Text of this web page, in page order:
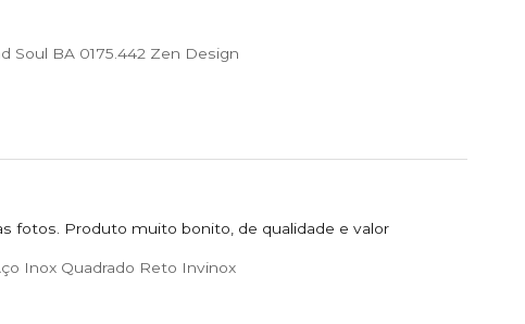
BA 0175.442 Zen Design
fotos. Produto muito bonito, de qualidade e valor
Inox Quadrado Reto Invinox